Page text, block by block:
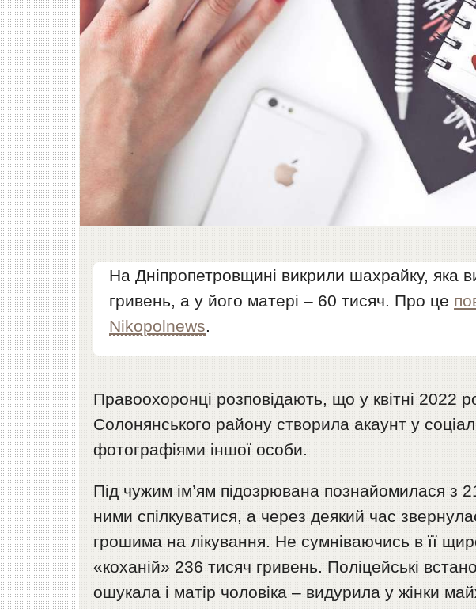
На Дніпропетровщині викрили шахрайку, яка
гривень, а у його матері – 60 тисяч. Про це
Nikopolnews.
Правоохоронці розповідають, що у квітні 2022
Солонянського району створила акаунт у
фотографіями іншої особи.
Під чужим ім’ям підозрювана познайомилася з
ними спілкуватися, а через деякий час
грошима на лікування. Не сумніваючись в її
«коханій» 236 тисяч гривень. Поліцейські
ошукала і матір чоловіка – видурила у жінки